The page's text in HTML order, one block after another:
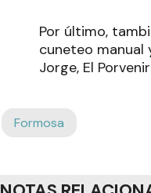
Por último,
cuneteo manual
Jorge, El
Formosa